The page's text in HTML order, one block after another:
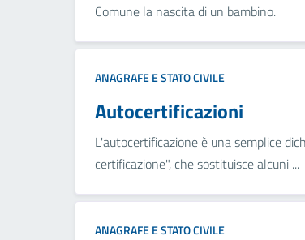
Comune la nascita di un bambino.
ANAGRAFE E STATO CIVILE
Autocertificazioni
L'autocertificazione è una semplice
certificazione", che sostituisce alcuni ...
ANAGRAFE E STATO CIVILE